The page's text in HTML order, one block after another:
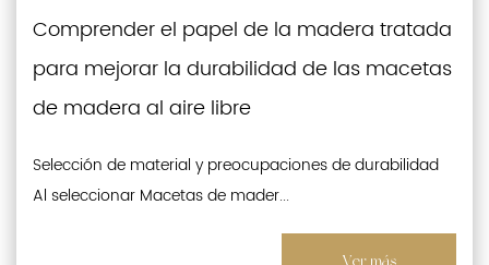
Comprender el papel de la madera tratada
para mejorar la durabilidad de las macetas
de madera al aire libre
Selección de material y preocupaciones de durabilidad
Al seleccionar Macetas de mader...
Ver más